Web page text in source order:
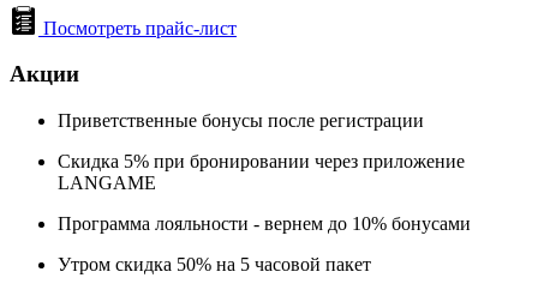
Посмотреть прайс-лист
Акции
Приветственные бонусы после регистрации
Скидка 5% при бронировании через приложение
LANGAME
Программа лояльности - вернем до 10% бонусами
Утром скидка 50% на 5 часовой пакет